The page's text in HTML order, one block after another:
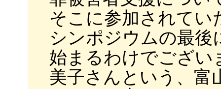
そこに参加されてい
シンポジウムの最
始まるわけでござい
美子さんという、富